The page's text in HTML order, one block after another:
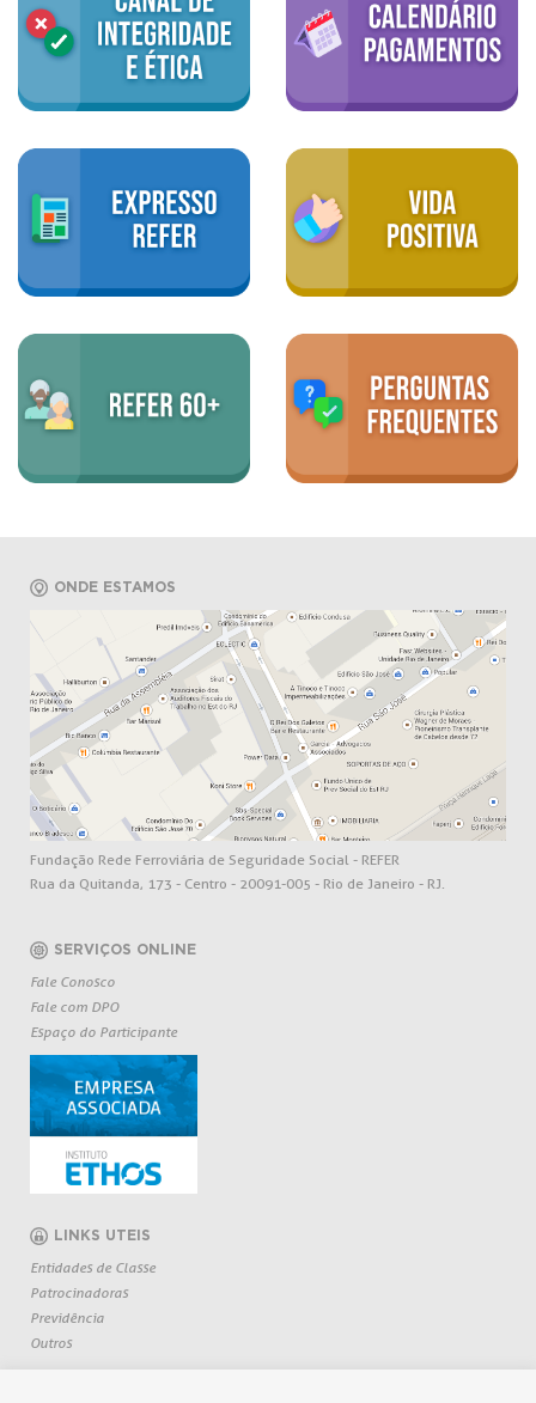
ONDE ESTAMOS
Fundação Rede Ferroviária de Seguridade Social - REFER
Rua da Quitanda, 173 - Centro - 20091-005 - Rio de Janeiro - RJ.
SERVIÇOS ONLINE
Fale Conosco
Fale com DPO
Espaço do Participante
LINKS UTEIS
Entidades de Classe
Patrocinadoras
Previdência
Outros